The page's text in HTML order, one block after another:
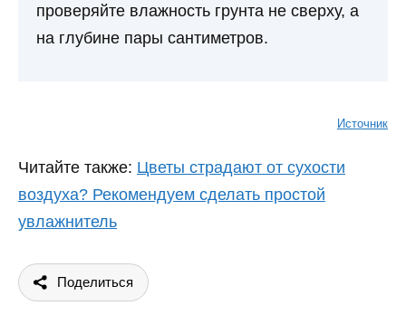
проверяйте влажность грунта не сверху, а
на глубине пары сантиметров.
Источник
Читайте также: Цветы страдают от сухости
воздуха? Рекомендуем сделать простой
увлажнитель
Поделиться